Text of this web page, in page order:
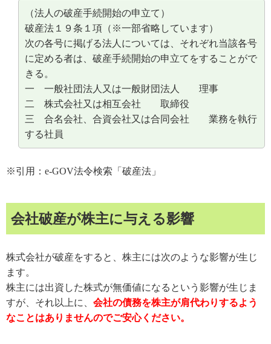
（法人の破産手続開始の申立て）
破産法１９条１項（※一部省略しています）
次の各号に掲げる法人については、それぞれ当該各号
に定める者は、破産手続開始の申立てをすることがで
きる。
一 一般社団法人又は一般財団法人 理事
二 株式会社又は相互会社 取締役
三 合名会社、合資会社又は合同会社 業務を執行
する社員
※引用：e-GOV法令検索「破産法」
会社破産が株主に与える影響
株式会社が破産をすると、株主には次のような影響が生じ
ます。
株主には出資した株式が無価値になるという影響が生じま
すが、それ以上に、 会社の債務を株主が肩代わりするよう
なことはありませんのでご安心ください。